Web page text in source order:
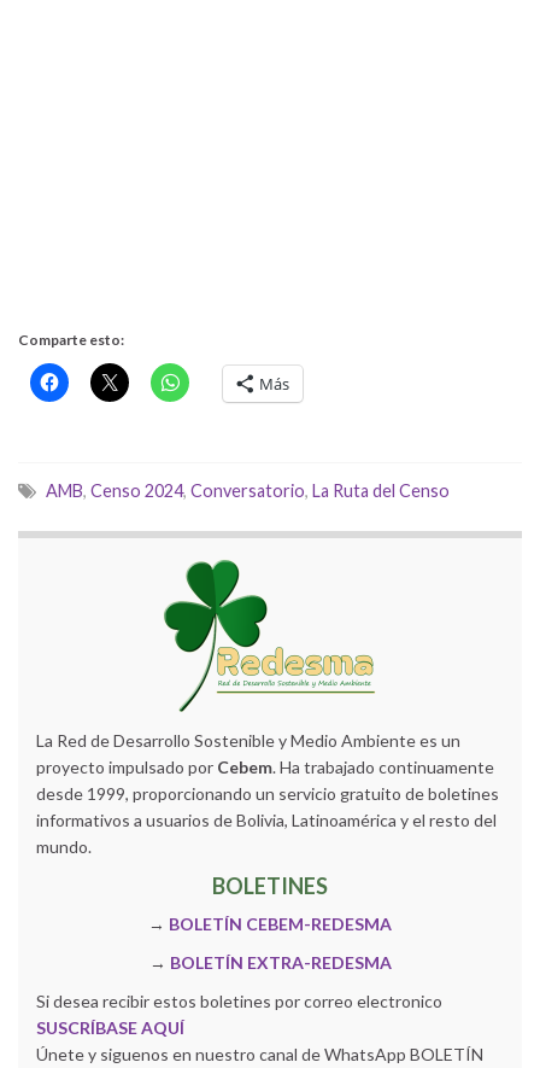
Comparte esto:
Más
AMB, Censo 2024, Conversatorio, La Ruta del Censo
La Red de Desarrollo Sostenible y Medio Ambiente es un
proyecto impulsado por Cebem. Ha trabajado continuamente
desde 1999, proporcionando un servicio gratuito de boletines
informativos a usuarios de Bolivia, Latinoamérica y el resto del
mundo.
BOLETINES
→ BOLETÍN CEBEM-REDESMA
→ BOLETÍN EXTRA-REDESMA
Si desea recibir estos boletines por correo electronico
SUSCRÍBASE AQUÍ
Únete y siguenos en nuestro canal de WhatsApp BOLETÍN